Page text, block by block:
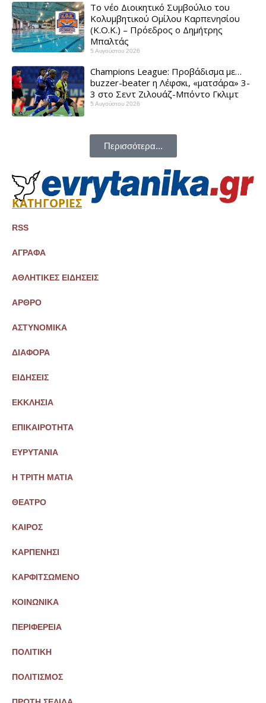
Το νέο Διοικητικό Συμβούλιο του
Κολυμβητικού Ομίλου Καρπενησίου
(Κ.Ο.Κ.) – Πρόεδρος ο Δημήτρης
Μπαλτάς
5 Αυγούστου 2026
Champions League: Προβάδισμα με…
buzzer-beater η Λέφσκι, «ματσάρα» 3-
3 στο Σεντ Ζιλουάζ-Μπόντο Γκλιμτ ​
5 Αυγούστου 2026
Περισσότερα...
ΚΑΤΗΓΟΡΙΕΣ
RSS
ΑΓΡΑΦΑ
ΑΘΛΗΤΙΚΕΣ ΕΙΔΗΣΕΙΣ
ΑΡΘΡΟ
ΑΣΤΥΝΟΜΙΚΑ
ΔΙΑΦΟΡΑ
ΕΙΔΗΣΕΙΣ
ΕΚΚΛΗΣΙΑ
ΕΠΙΚΑΙΡΟΤΗΤΑ
ΕΥΡΥΤΑΝΙΑ
Η ΤΡΙΤΗ ΜΑΤΙΑ
ΘΕΑΤΡΟ
ΚΑΙΡΟΣ
ΚΑΡΠΕΝΗΣΙ
ΚΑΡΦΙΤΣΩΜΕΝΟ
ΚΟΙΝΩΝΙΚΑ
ΠΕΡΙΦΕΡΕΙΑ
ΠΟΛΙΤΙΚΗ
ΠΟΛΙΤΙΣΜΟΣ